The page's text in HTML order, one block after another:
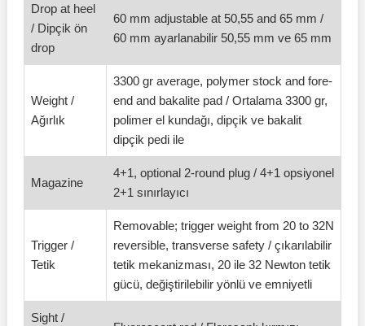
Drop at heel
/ Dipçik ön
drop
60 mm adjustable at 50,55 and 65 mm /
60 mm ayarlanabilir 50,55 mm ve 65 mm
Weight /
Ağırlık
3300 gr average, polymer stock and fore-
end and bakalite pad / Ortalama 3300 gr,
polimer el kundağı, dipçik ve bakalit
dipçik pedi ile
Magazine
4+1, optional 2-round plug / 4+1 opsiyonel
2+1 sınırlayıcı
Trigger /
Tetik
Removable; trigger weight from 20 to 32N
reversible, transverse safety / çıkarılabilir
tetik mekanizması, 20 ile 32 Newton tetik
gücü, değiştirilebilir yönlü ve emniyetli
Sight /